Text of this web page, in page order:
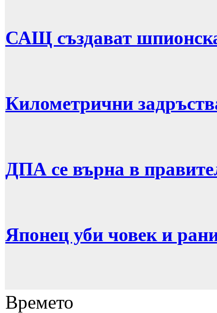
САЩ създават
Километрични
ДПА се върна в
Японец уби човек и
Времето